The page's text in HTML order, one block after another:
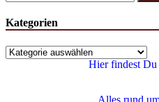
Kategorien
Hier findest Du
Alles rund